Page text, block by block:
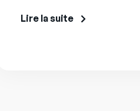
Lire la suite